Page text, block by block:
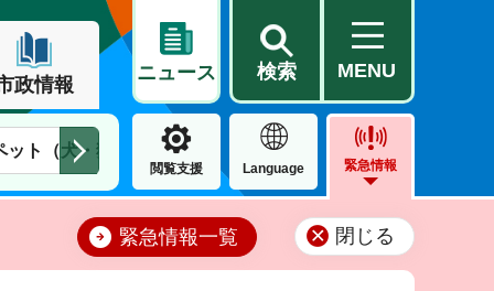
政情報
ニュース 検索 MENU
ット（犬・猫） 住民票・戸籍 公営住宅
閲覧支援 Language 緊急情報
緊急情報一覧 閉じる